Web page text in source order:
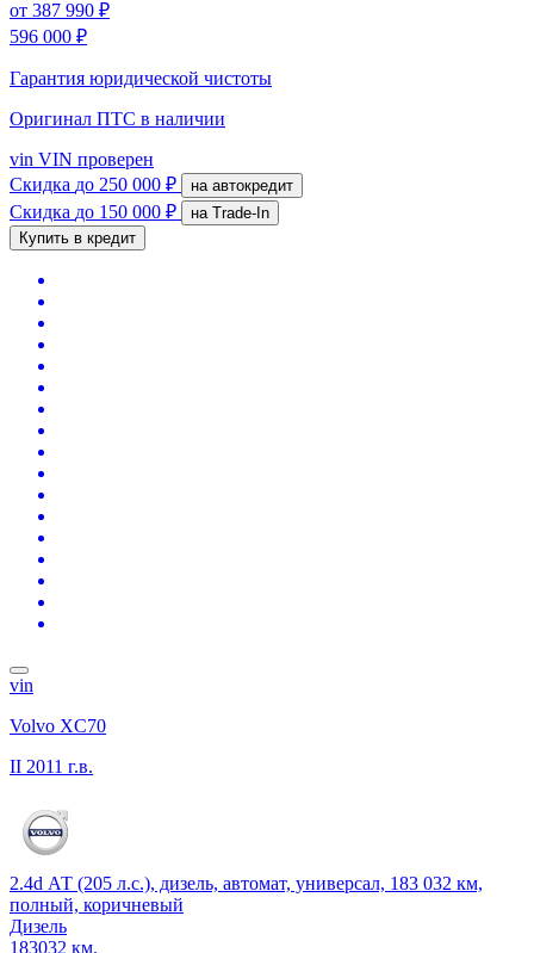
от 387 990 ₽
596 000 ₽
Гарантия юридической чистоты
Оригинал ПТС в наличии
vin VIN проверен
Скидка до 250 000 ₽ на автокредит
Скидка до 150 000 ₽
на Trade-In
Купить в кредит
vin
Volvo XC70
II 2011 г.в.
2.4d АТ (205 л.с.), дизель, автомат, универсал, 183 032 км,
полный, коричневый
Дизель
183032 км.